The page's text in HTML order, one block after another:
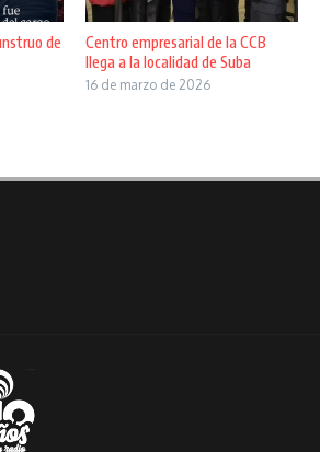
de
Centro empresarial de la CCB
llega a la localidad de Suba
16 de marzo de 2026